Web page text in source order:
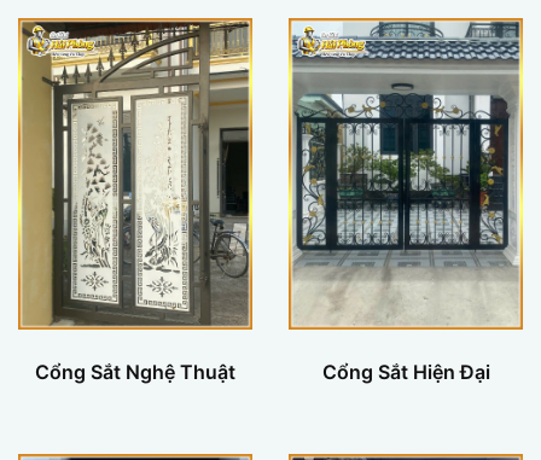
Cổng Sắt Nghệ Thuật Cổng Sắt Hiện Đại